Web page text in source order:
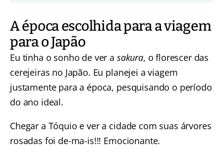
A época escolhida para a viagem
para o Japão
Eu tinha o sonho de ver a sakura, o florescer das
cerejeiras no Japão. Eu planejei a viagem
justamente para a época, pesquisando o período
do ano ideal.
Chegar a Tóquio e ver a cidade com suas árvores
rosadas foi de-ma-is!!! Emocionante.